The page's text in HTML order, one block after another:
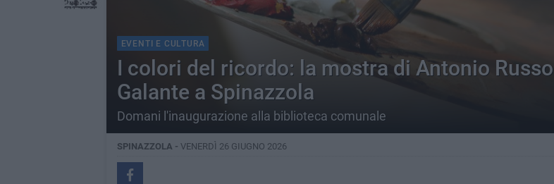
EVENTI E CULTURA
I colori del ricordo: la mostra di Antonio Russo
Galante a Spinazzola
Domani l'inaugurazione alla biblioteca comunale
SPINAZZOLA - VENERDÌ 26 GIUGNO 2026